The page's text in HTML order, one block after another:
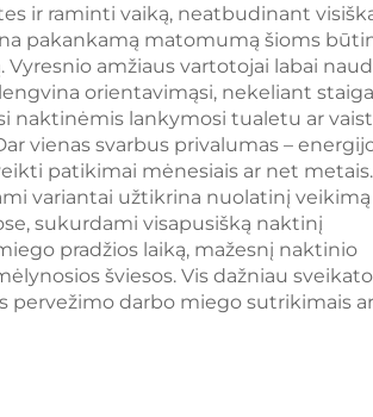
ir raminti vaiką, neatbudinant
pakankamą matomumą šioms
amžiaus vartotojai labai
orientavimąsi, nekeliant
naktinėmis lankymosi tualetu ar
vienas svarbus privalumas –
patikimai mėnesiais ar net metais.
variantai užtikrina nuolatinį
sukurdami visapusišką naktinį
pradžios laiką, mažesnį naktinio
šviesos. Vis dažniau
pervežimo darbo miego sutrikimais